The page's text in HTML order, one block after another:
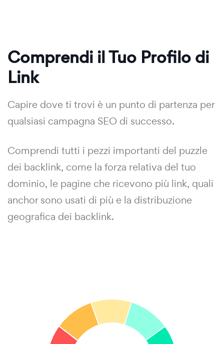
Comprendi il Tuo Profilo di
Link
Capire dove ti trovi è un punto di partenza per
qualsiasi campagna SEO di successo.
Comprendi tutti i pezzi importanti del puzzle
dei backlink, come la forza relativa del tuo
dominio, le pagine che ricevono più link, quali
anchor sono usati di più e la distribuzione
geografica dei backlink.